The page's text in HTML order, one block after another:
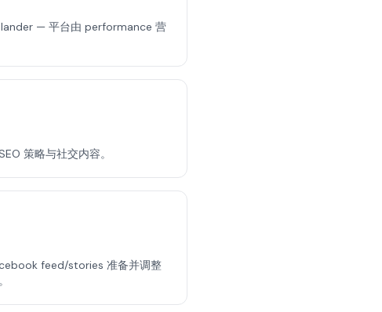
lander — 平台由 performance 营
策略与社交内容。
feed/stories 准备并调整